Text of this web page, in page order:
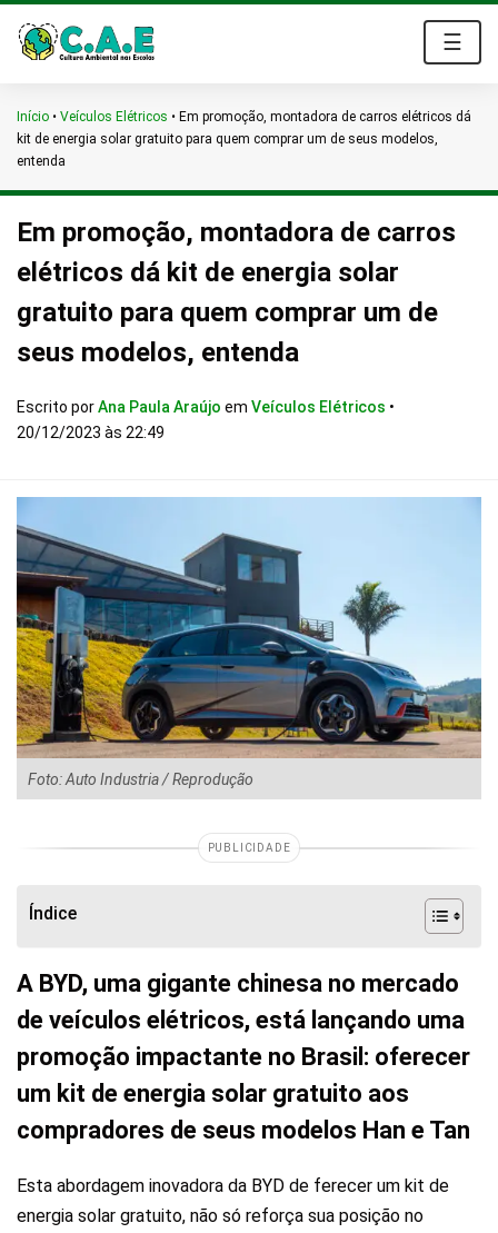
☰
Início • Veículos Elétricos • Em promoção, montadora de carros elétricos dá
kit de energia solar gratuito para quem comprar um de seus modelos,
entenda
Em promoção, montadora de carros
elétricos dá kit de energia solar
gratuito para quem comprar um de
seus modelos, entenda
Escrito porAna Paula Araújo em Veículos Elétricos •
20/12/2023 às 22:49
Foto: Auto Industria / Reprodução
PUBLICIDADE
Índice
A BYD, uma gigante chinesa no mercado
de veículos elétricos, está lançando uma
promoção impactante no Brasil: oferecer
um kit de energia solar gratuito aos
compradores de seus modelos Han e Tan
Esta abordagem inovadora da BYD de ferecer um kit de
energia solar gratuito, não só reforça sua posição no